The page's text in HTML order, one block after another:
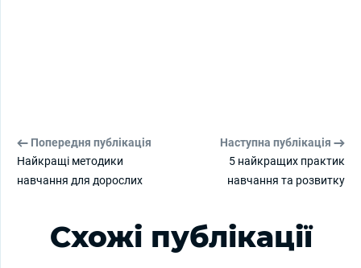
Попередня публікація
Найкращі методики
навчання для дорослих
Наступна публікація
5 найкращих практик
навчання та розвитку
Схожі публікації